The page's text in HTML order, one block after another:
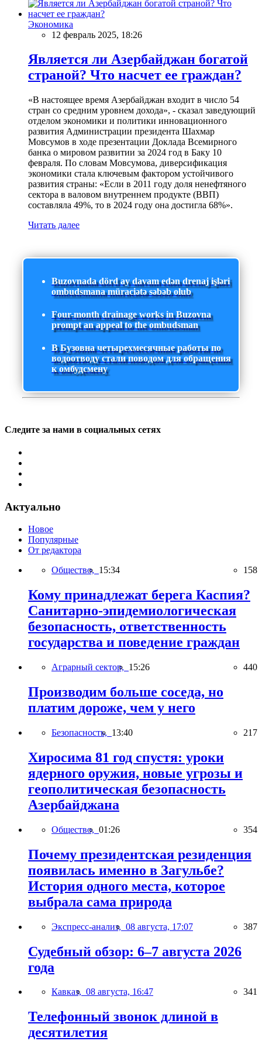
Экономика
12 февраль 2025, 18:26
Является ли Азербайджан богатой
страной? Что насчет ее граждан?
«В настоящее время Азербайджан входит в число 54
стран со средним уровнем дохода», - сказал заведующий
отделом экономики и политики инновационного
развития Администрации президента Шахмар
Мовсумов в ходе презентации Доклада Всемирного
банка о мировом развитии за 2024 год в Баку 10
февраля. По словам Мовсумова, диверсификация
экономики стала ключевым фактором устойчивого
развития страны: «Если в 2011 году доля ненефтяного
сектора в валовом внутреннем продукте (ВВП)
составляла 49%, то в 2024 году она достигла 68%».
Читать далее
Buzovnada dörd ay davam edən drenaj işləri
ombudsmana müraciətə səbəb olub
Four-month drainage works in Buzovna
prompt an appeal to the ombudsman
В Бузовна четырехмесячные работы по
водоотводу стали поводом для обращения
к омбудсмену
Следите за нами в социальных сетях
Актуально
Новое
Популярные
От редактора
Общество, 15:34 158
Кому принадлежат берега Каспия?
Санитарно-эпидемиологическая
безопасность, ответственность
государства и поведение граждан
Аграрный сектор, 15:26 440
Производим больше соседа, но
платим дороже, чем у него
Безопасность, 13:40 217
Хиросима 81 год спустя: уроки
ядерного оружия, новые угрозы и
геополитическая безопасность
Азербайджана
Общество, 01:26 354
Почему президентская резиденция
появилась именно в Загульбе?
История одного места, которое
выбрала сама природа
Экспресс-анализ, 08 августа, 17:07 387
Судебный обзор: 6–7 августа 2026
года
Кавказ, 08 августа, 16:47 341
Телефонный звонок длиной в
десятилетия